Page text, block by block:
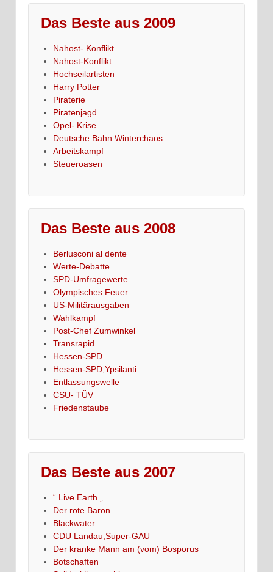
Das Beste aus 2009
Nahost- Konflikt
Nahost-Konflikt
Hochseilartisten
Harry Potter
Piraterie
Piratenjagd
Opel- Krise
Deutsche Bahn Winterchaos
Arbeitskampf
Steueroasen
Das Beste aus 2008
Berlusconi al dente
Werte-Debatte
SPD-Umfragewerte
Olympisches Feuer
US-Militärausgaben
Wahlkampf
Post-Chef Zumwinkel
Transrapid
Hessen-SPD
Hessen-SPD,Ypsilanti
Entlassungswelle
CSU- TÜV
Friedenstaube
Das Beste aus 2007
“ Live Earth „
Der rote Baron
Blackwater
CDU Landau,Super-GAU
Der kranke Mann am (vom) Bosporus
Botschaften